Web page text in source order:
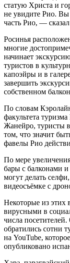
статую Христа и
не увидите Рио.
часть Рио, —
Росинья
многие
начинает
туристов в
капоэйры и в
завершить
собственном
По словам
факультета
Жанейро, туристы
том, что значит
фавелы Рио
По мере
бары с балконами
могут делать
видеосъёмке с
Некоторые из этих
вирусными в
числа
обратились сотни
на YouTube,
опубликовано